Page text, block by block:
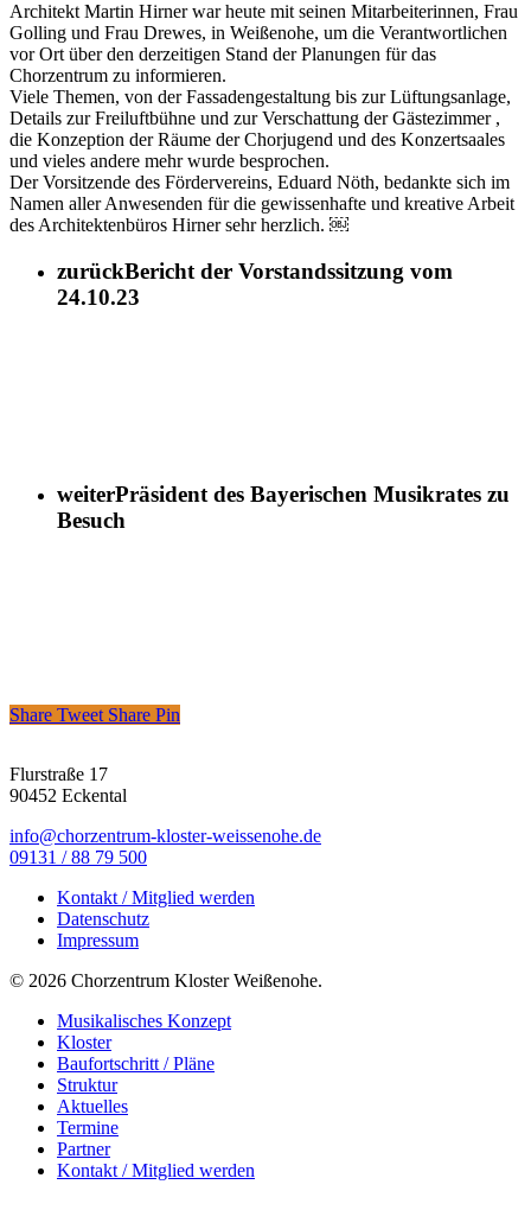
Architekt Martin Hirner war heute mit seinen Mitarbeiterinnen, Frau
Golling und Frau Drewes, in Weißenohe, um die Verantwortlichen
vor Ort über den derzeitigen Stand der Planungen für das
Chorzentrum zu informieren.
Viele Themen, von der Fassadengestaltung bis zur Lüftungsanlage,
Details zur Freiluftbühne und zur Verschattung der Gästezimmer ,
die Konzeption der Räume der Chorjugend und des Konzertsaales
und vieles andere mehr wurde besprochen.
Der Vorsitzende des Fördervereins, Eduard Nöth, bedankte sich im
Namen aller Anwesenden für die gewissenhafte und kreative Arbeit
des Architektenbüros Hirner sehr herzlich. ￼
zurückBericht der Vorstandssitzung vom
24.10.23
weiterPräsident des Bayerischen Musikrates zu
Besuch
Share Tweet Share Pin
Flurstraße 17
90452 Eckental
info@chorzentrum-kloster-weissenohe.de
09131 / 88 79 500
Kontakt / Mitglied werden
Datenschutz
Impressum
© 2026 Chorzentrum Kloster Weißenohe.
Close
Menu
Musikalisches Konzept
Kloster
Baufortschritt / Pläne
Struktur
Aktuelles
Termine
Partner
Kontakt / Mitglied werden